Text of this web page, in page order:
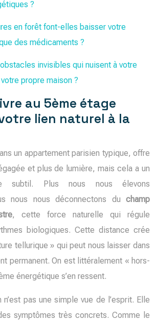
?
en forêt font-elles baisser votre
des médicaments ?
invisibles qui nuisent à votre
propre maison ?
au 5ème étage
lien naturel à la
un appartement parisien typique, offre
et plus de lumière, mais cela a un
subtil. Plus nous nous élevons
nous nous déconnectons du champ
, cette force naturelle qui régule
biologiques. Cette distance crée
tellurique » qui peut nous laisser dans
permanent. On est littéralement « hors-
énergétique s’en ressent.
pas une simple vue de l’esprit. Elle
symptômes très concrets. Comme le